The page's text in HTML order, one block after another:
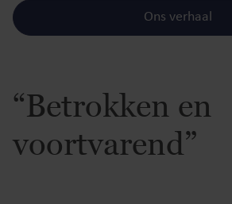
Ons verhaal
“Betrokken en
voortvarend”